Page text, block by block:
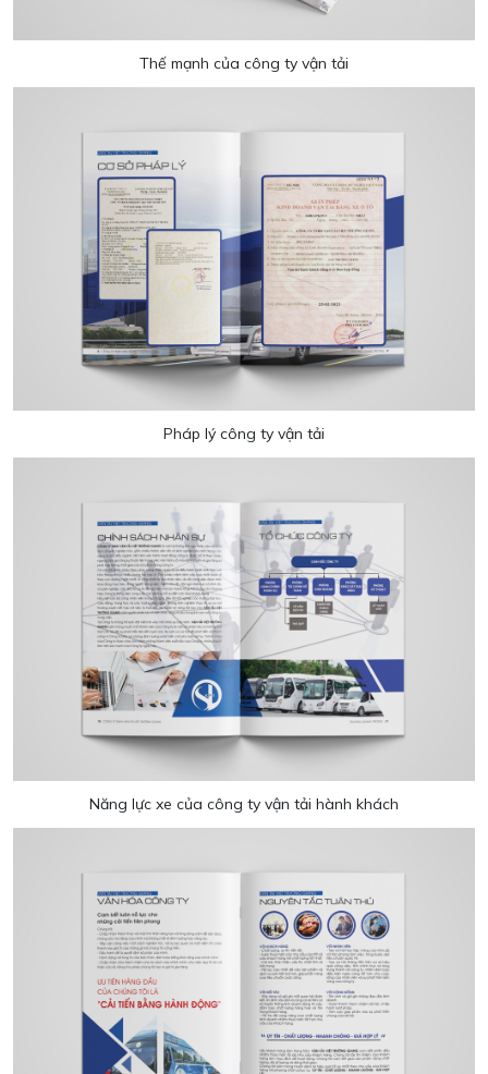
Thế mạnh của công ty vận tải
Pháp lý công ty vận tải
Năng lực xe của công ty vận tải hành khách